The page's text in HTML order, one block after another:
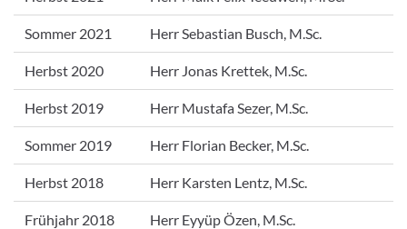
Sommer 2021 Herr Sebastian Busch, M.Sc.
Herbst 2020 Herr Jonas Krettek, M.Sc.
Herbst 2019 Herr Mustafa Sezer, M.Sc.
Sommer 2019 Herr Florian Becker, M.Sc.
Herbst 2018 Herr Karsten Lentz, M.Sc.
Frühjahr 2018 Herr Eyyüp Özen, M.Sc.